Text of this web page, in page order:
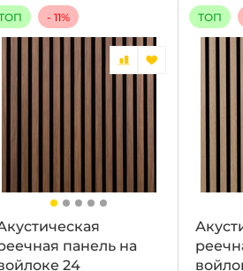
- 11%
панель на
24
ТОП